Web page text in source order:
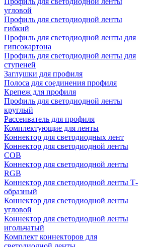
угловой
Профиль для светодиодной ленты
гибкий
Профиль для светодиодной ленты для
гипсокартона
Профиль для светодиодной ленты для
ступеней
Заглушки для профиля
Полоса для соединения профиля
Крепеж для профиля
Профиль для светодиодной ленты
круглый
Рассеиватель для профиля
Комплектующие для ленты
Коннектор для светодиодных лент
Коннектор для светодиодной ленты
COB
Коннектор для светодиодной ленты
RGB
Коннектор для светодиодной ленты Т-
образный
Коннектор для светодиодной ленты
угловой
Коннектор для светодиодной ленты
игольчатый
Комплект коннекторов для